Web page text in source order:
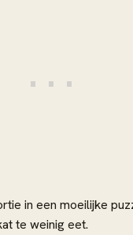
in een moeilijke
te weinig eet.